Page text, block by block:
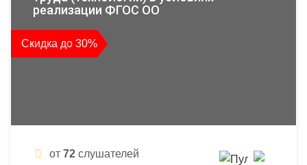
реализации ФГОС ОО
Скидка до 30%
от 72 слушателей